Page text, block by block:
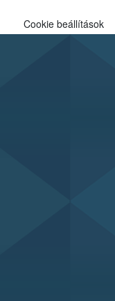
Cookie beállítások